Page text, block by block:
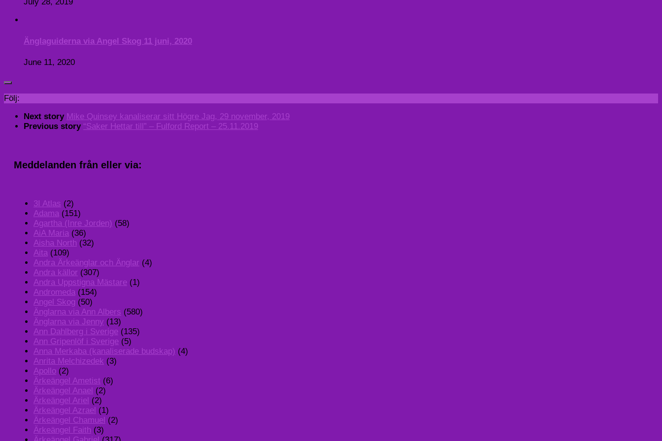
July 28, 2019
Änglaguiderna via Angel Skog 11 juni, 2020
June 11, 2020
Följ:
Next story Mike Quinsey kanaliserar sitt Högre Jag, 29 november, 2019
Previous story “Saker Hettar till” – Fulford Report – 25.11.2019
Meddelanden från eller via:
3I Atlas (2)
Adama (151)
Agartha (Inre Jorden) (58)
AiA Maria (36)
Aisha North (32)
Aita (109)
Andra Ärkeänglar och Änglar (4)
Andra källor (307)
Andra Uppstigna Mästare (1)
Andromeda (154)
Angel Skog (50)
Änglarna via Ann Albers (580)
Änglarna via Jenny (13)
Ann Dahlberg i Sverige (135)
Ann Gripenlöf i Sverige (5)
Anna Merkaba (kanaliserade budskap) (4)
Anrita Melchizedek (3)
Apollo (2)
Ärkeängel Ametist (6)
Ärkeängel Anael (2)
Ärkeängel Ariel (2)
Ärkeängel Azrael (1)
Ärkeängel Chamuel (2)
Ärkeängel Faith (3)